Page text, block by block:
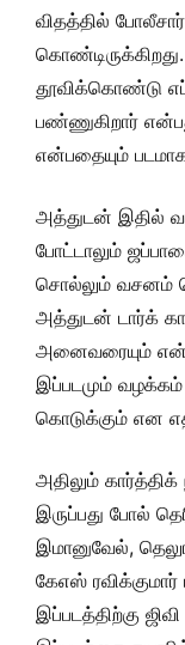
விதத்தில்
தூவிக்கொண்டு
பண்ணுகிறார்
என்பதையும் படமாக
அத்துடன் இதில்
போட்டாலும்
சொல்லும் வசனம்
அத்துடன் டார்க்
அனைவரையும்
இப்படமும்
கொடுக்கும் என
அதிலும்
இருப்பது போல்
இமானுவேல்,
கேஎஸ் ரவிக்குமார்
இப்படத்திற்கு